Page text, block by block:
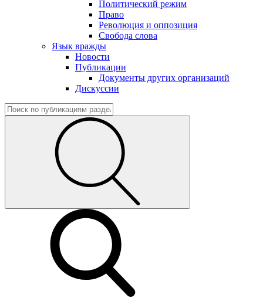
Политический режим
Право
Революция и оппозиция
Свобода слова
Язык вражды
Новости
Публикации
Документы других организаций
Дискуссии